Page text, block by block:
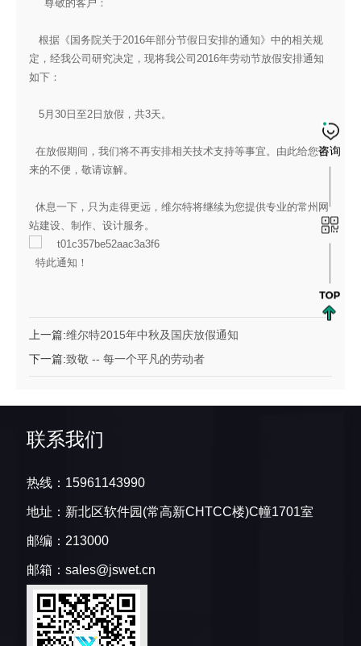
咨询
尊敬的客户：
根据《国务院关于2016年部分节假日安排的通知》中的相关规
定，经我公司研究决定，现将我公司2016年劳动节放假安排通知
如下：
5月30日至2日放假，共3天。
在放假期间，我们将不再安排相关技术支持等事宜。由此给您带
来的不便，敬请谅解。
休息一下，只为走得更远，维尔特将继续为您提供专业的常州网
站建设、制作、设计服务。
特此通知！
上一篇:维尔特2015年中秋及国庆放假通知
下一篇:致敬 -- 每一个平凡的劳动者
联系我们
热线：15961143990
地址：新北区软件园(常高新CHTCC楼)C幢1701室
邮编：213000
邮箱：sales@jswet.cn